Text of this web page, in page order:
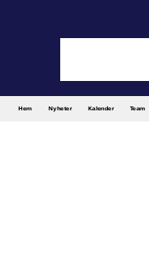
Hem Nyheter Kalender Team